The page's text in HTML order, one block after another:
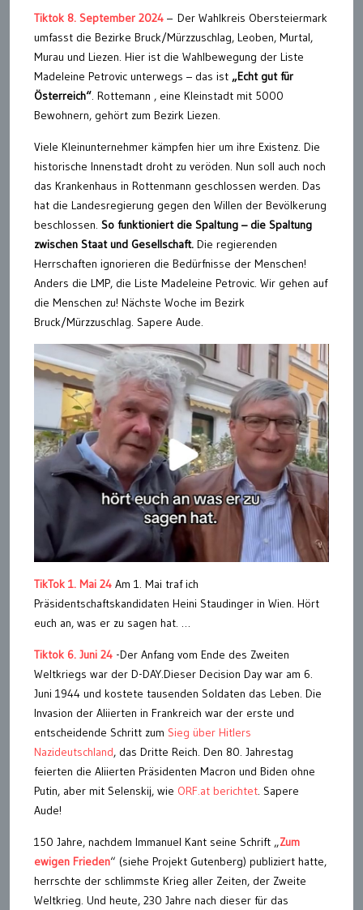
Tiktok 8. September 2024 – Der Wahlkreis Obersteiermark
umfasst die Bezirke Bruck/Mürzzuschlag, Leoben, Murtal,
Murau und Liezen. Hier ist die Wahlbewegung der Liste
Madeleine Petrovic unterwegs – das ist „Echt gut für
Österreich“. Rottemann , eine Kleinstadt mit 5000
Bewohnern, gehört zum Bezirk Liezen.
Viele Kleinunternehmer kämpfen hier um ihre Existenz. Die
historische Innenstadt droht zu veröden. Nun soll auch noch
das Krankenhaus in Rottenmann geschlossen werden. Das
hat die Landesregierung gegen den Willen der Bevölkerung
beschlossen. So funktioniert die Spaltung – die Spaltung
zwischen Staat und Gesellschaft. Die regierenden
Herrschaften ignorieren die Bedürfnisse der Menschen!
Anders die LMP, die Liste Madeleine Petrovic. Wir gehen auf
die Menschen zu! Nächste Woche im Bezirk
Bruck/Mürzzuschlag. Sapere Aude.
TikTok 1. Mai 24 Am 1. Mai traf ich
Präsidentschaftskandidaten Heini Staudinger in Wien. Hört
euch an, was er zu sagen hat. …
Tiktok 6. Juni 24 -Der Anfang vom Ende des Zweiten
Weltkriegs war der D-DAY.Dieser Decision Day war am 6.
Juni 1944 und kostete tausenden Soldaten das Leben. Die
Invasion der Aliierten in Frankreich war der erste und
entscheidende Schritt zum Sieg über Hitlers
Nazideutschland, das Dritte Reich. Den 80. Jahrestag
feierten die Aliierten Präsidenten Macron und Biden ohne
Putin, aber mit Selenskij, wie ORF.at berichtet. Sapere
Aude!
150 Jahre, nachdem Immanuel Kant seine Schrift „Zum
ewigen Frieden“ (siehe Projekt Gutenberg) publiziert hatte,
herrschte der schlimmste Krieg aller Zeiten, der Zweite
Weltkrieg. Und heute, 230 Jahre nach dieser für das